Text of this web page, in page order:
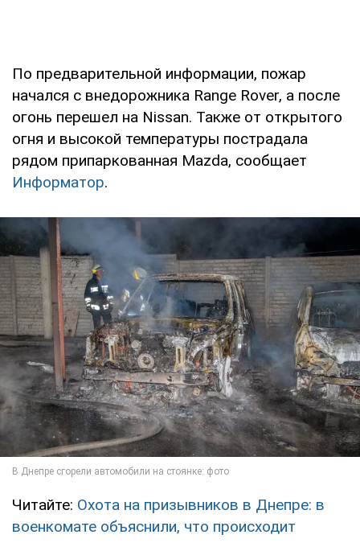
По предварительной информации, пожар
начался с внедорожника Range Rover, а после
огонь перешел на Nissan. Также от открытого
огня и высокой температуры пострадала
рядом припаркованная Mazda, сообщает
Информатор.
Читайте: Охота на призывников в Днепре: в
военкомате объяснили, что происходит